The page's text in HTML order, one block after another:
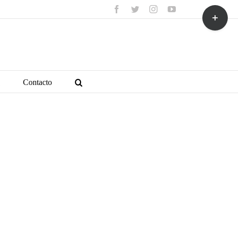
facebook
twitterinstagramyoutube
Contacto
Toggle
Sliding
Bar